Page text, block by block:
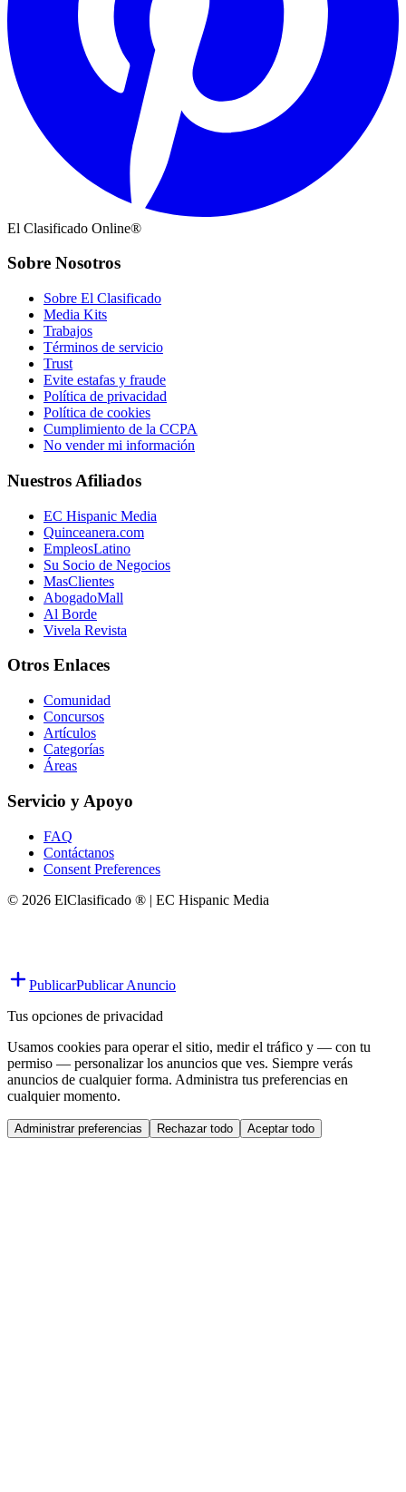
El Clasificado Online®
Sobre Nosotros
Sobre El Clasificado
Media Kits
Trabajos
Términos de servicio
Trust
Evite estafas y fraude
Política de privacidad
Política de cookies
Cumplimiento de la CCPA
No vender mi información
Nuestros Afiliados
EC Hispanic Media
Quinceanera.com
EmpleosLatino
Su Socio de Negocios
MasClientes
AbogadoMall
Al Borde
Vivela Revista
Otros Enlaces
Comunidad
Concursos
Artículos
Categorías
Áreas
Servicio y Apoyo
FAQ
Contáctanos
Consent Preferences
© 2026 ElClasificado ® | EC Hispanic Media
PublicarPublicar Anuncio
Tus opciones de privacidad
Usamos cookies para operar el sitio, medir el tráfico y — con tu
permiso — personalizar los anuncios que ves. Siempre verás
anuncios de cualquier forma. Administra tus preferencias en
cualquier momento.
Administrar preferencias Rechazar todo Aceptar todo